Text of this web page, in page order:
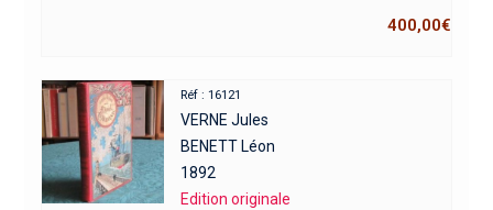
400,00€
Réf : 16121
VERNE Jules
BENETT Léon
1892
Edition originale